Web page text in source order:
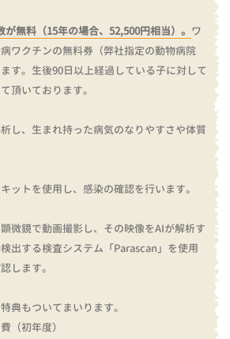
無料（15年の場合、52,500円相当）。 ワ
ワクチンの無料券（弊社指定の動物病院
す。 生後90日以上経過している子に対して
頂いております。
し、生まれ持った病気のなりやすさや体質
ットを使用し、感染の確認を行います。
微鏡で動画撮影し、その映像をAIが解析す
出する検査システム「Parascan」を使用
します。
典もついてまいります。
（初年度）